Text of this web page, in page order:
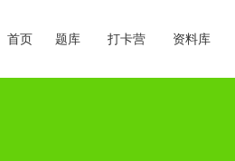
首页 题库 打卡营 资料库